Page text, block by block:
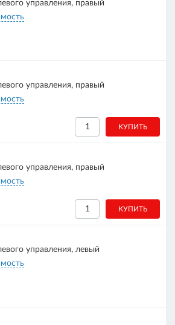
управления, правый
управления, правый
управления, правый
управления, левый